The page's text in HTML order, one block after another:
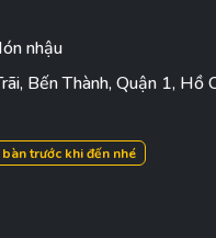
nhậu
Bến Thành, Quận 1, Hồ
trước khi đến nhé